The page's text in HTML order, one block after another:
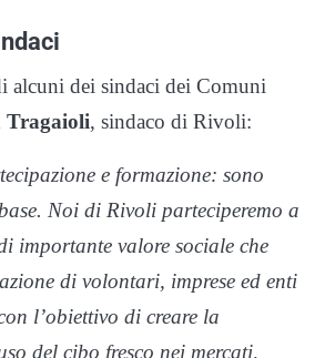
alcuni dei sindaci dei Comuni
Tragaioli, sindaco di Rivoli:
e formazione: sono
Noi di Rivoli parteciperemo a
importante valore sociale che
di volontari, imprese ed enti
l’obiettivo di creare la
del cibo fresco nei mercati,